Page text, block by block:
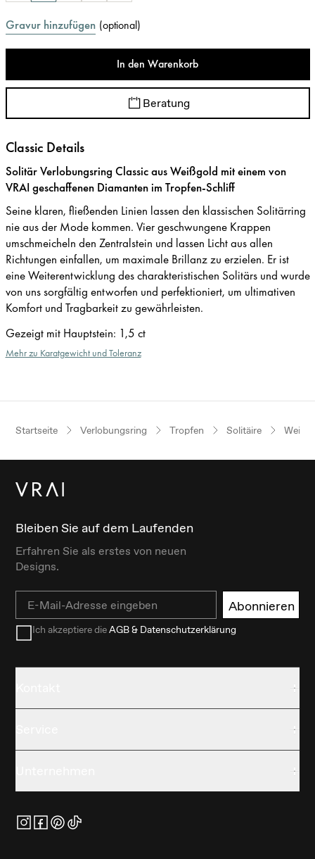
Gravur hinzufügen (optional)
In den Warenkorb
Beratung
Classic Details
Solitär Verlobungsring Classic aus Weißgold mit einem von
VRAI geschaffenen Diamanten im Tropfen-Schliff
Seine klaren, fließenden Linien lassen den klassischen Solitärring
nie aus der Mode kommen. Vier geschwungene Krappen
umschmeicheln den Zentralstein und lassen Licht aus allen
Richtungen einfallen, um maximale Brillanz zu erzielen. Er ist
eine Weiterentwicklung des charakteristischen Solitärs und wurde
von uns sorgfältig entworfen und perfektioniert, um ultimativen
Komfort und Tragbarkeit zu gewährleisten.
Gezeigt mit Hauptstein: 1,5 ct
Mehr zu Karatgewicht und Toleranz
Startseite Verlobungsring Tropfen Solitäire
Bleiben Sie auf dem Laufenden
Erfahren Sie als erstes von neuen
Designs.
Email Abonnieren
Ich akzeptiere dieAGB & Datenschutzerklärung